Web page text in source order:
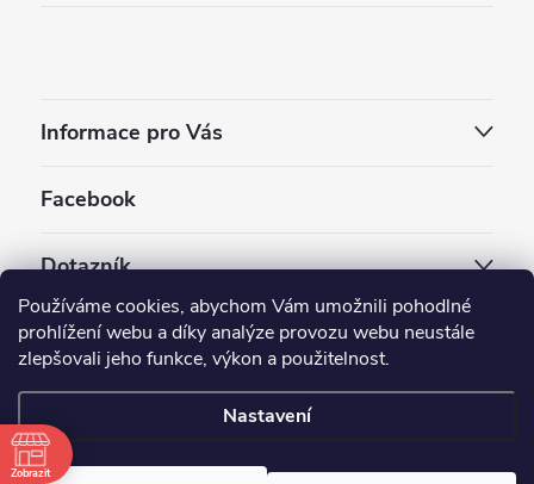
Používáme cookies, abychom Vám umožnili pohodlné
prohlížení webu a díky analýze provozu webu neustále
zlepšovali jeho funkce, výkon a použitelnost.
Nastavení
Informace pro Vás
Facebook
Dotazník
Jaký styl vapování vám vyhovuje ?
Copyright 2026
Upravit nastavení cookies
Zobrazit